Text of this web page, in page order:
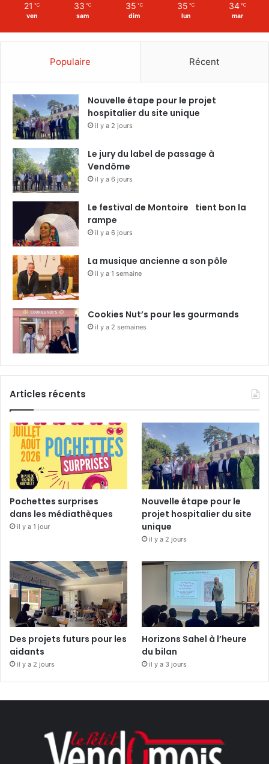
21 ℃
ven
33 ℃
sam
35 ℃
dim
35 ℃
lun
34 ℃
mar
Populaire Récent
Nouvelle étape pour le projet
hospitalier du site unique
il y a 2 jours
Le jury du label de passage à
Vendôme
il y a 6 jours
Le festival de Montoire tient bon la
rampe
il y a 6 jours
La musique ancienne a son pôle
il y a 1 semaine
Cookies Nut’s pour les gourmands
il y a 2 semaines
Articles récents
Pochettes surprises
dans les médiathèques
il y a 1 jour
Nouvelle étape pour le
projet hospitalier du site
unique
il y a 2 jours
Des projets futurs pour les
aidants
il y a 2 jours
Horizons Sahel à l’heure
du bilan
il y a 3 jours